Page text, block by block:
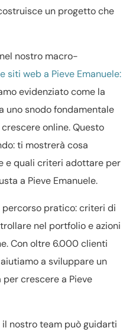
un progetto che
nostro macro-
siti web a Pieve Emanuele:
evidenziato come la
uno snodo fondamentale
online. Questo
ti mostrerà cosa
e quali criteri adottare per
a Pieve Emanuele.
pratico: criteri di
nel portfolio e azioni
Con oltre 6.000 clienti
a sviluppare un
crescere a Pieve
il nostro team può guidarti